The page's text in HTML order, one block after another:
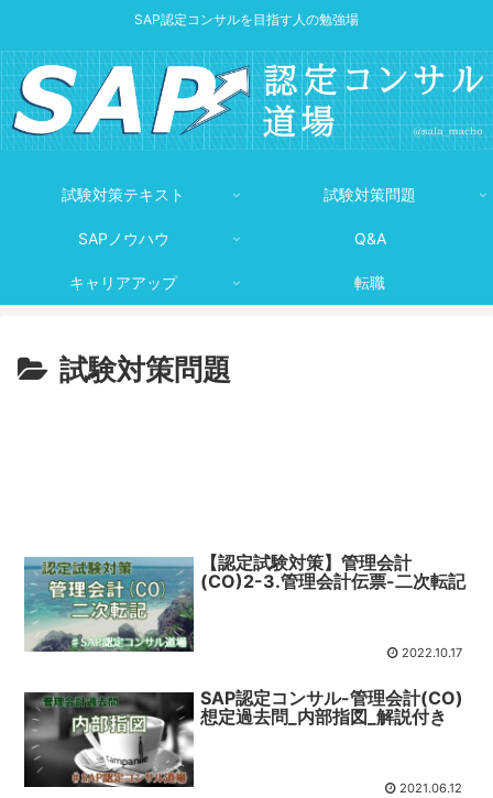
SAP認定コンサルを目指す人の勉強場
試験対策テキスト 試験対策問題
SAPノウハウ Q&A
キャリアアップ 転職
試験対策問題
【認定試験対策】管理会計
(CO)2-3.管理会計伝票-二次転記
2022.10.17
SAP認定コンサル-管理会計(CO)
想定過去問_内部指図_解説付き
2021.06.12